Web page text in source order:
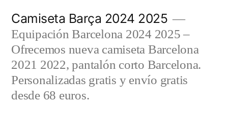
contenido
Camiseta Barça 2024 2025
Equipación Barcelona 2024 2025 –
Ofrecemos nueva camiseta Barcelona
2021 2022, pantalón corto Barcelona.
Personalizadas gratis y envío gratis
desde 68 euros.